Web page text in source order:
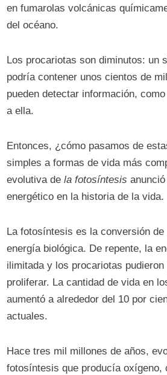
en fumarolas volcánicas
del océano.
Los procariotas son diminutos: un
podría contener unos cientos de
pueden detectar información,
a ella.
Entonces, ¿cómo pasamos de
simples a formas de vida más
evolutiva dela fotosíntesis
energético en la historia de la vida.
La fotosíntesis es la conversión
energía biológica. De repente, la
ilimitada y los procariotas
proliferar. La cantidad de vida en
aumentó a alrededor del 10 por
actuales.
Hace tres mil millones de años,
fotosíntesis que producía oxígeno,